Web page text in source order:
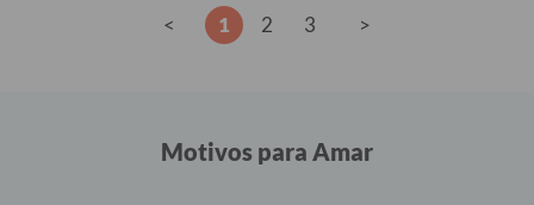
< 1 2 3 >
Motivos para Amar